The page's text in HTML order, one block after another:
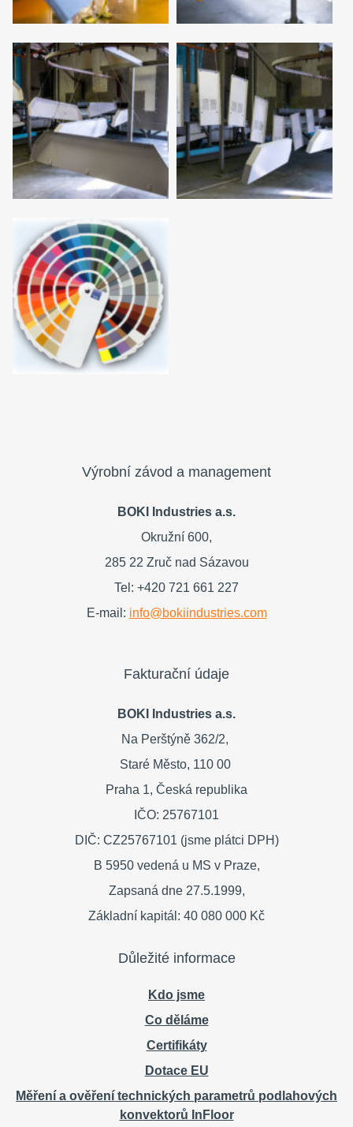
Výrobní závod a management
BOKI Industries a.s.
Okružní 600,
285 22 Zruč nad Sázavou
Tel: +420 721 661 227
E-mail: info@bokiindustries.com
Fakturační údaje
BOKI Industries a.s.
Na Perštýně 362/2,
Staré Město, 110 00
Praha 1, Česká republika
IČO: 25767101
DIČ: CZ25767101 (jsme plátci DPH)
B 5950 vedená u MS v Praze,
Zapsaná dne 27.5.1999,
Základní kapitál: 40 080 000 Kč
Důležité informace
Kdo jsme
Co děláme
Certifikáty
Dotace EU
Měření a ověření technických parametrů podlahových
konvektorů InFloor